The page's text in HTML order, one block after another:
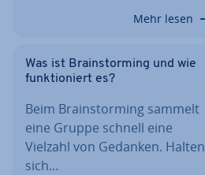
Mehr lesen
Was ist Brain­stor­ming und wie
funk­tio­niert es?
Beim Brain­stor­ming sammelt
eine Gruppe schnell eine
Vielzahl von Gedanken. Halten
sich…